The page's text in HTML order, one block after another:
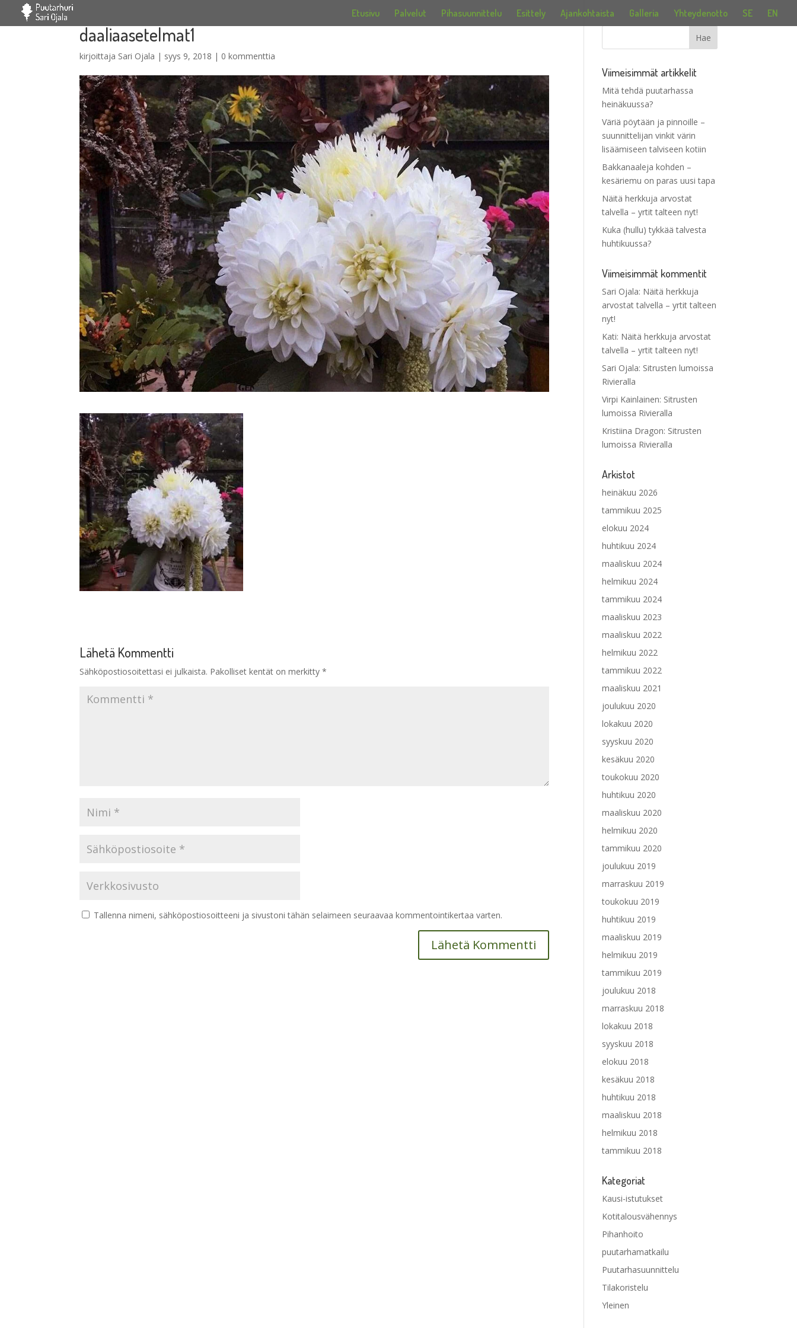
Etusivu Palvelut Pihasuunnittelu Esittely Ajankohtaista Galleria Yhteydenotto SE EN
daaliaasetelmat1
kirjoittaja Sari Ojala | syys 9, 2018 | 0 kommenttia
Lähetä Kommentti
Sähköpostiosoitettasi ei julkaista. Pakolliset kentät on merkitty*
Tallenna nimeni, sähköpostiosoitteeni ja sivustoni tähän selaimeen seuraavaa kommentointikertaa varten.
Viimeisimmät artikkelit
Mitä tehdä puutarhassa
heinäkuussa?
Väriä pöytään ja pinnoille –
suunnittelijan vinkit värin
lisäämiseen talviseen kotiin
Bakkanaaleja kohden –
kesäriemu on paras uusi tapa
Näitä herkkuja arvostat
talvella – yrtit talteen nyt!
Kuka (hullu) tykkää talvesta
huhtikuussa?
Viimeisimmät kommentit
Sari Ojala: Näitä herkkuja
arvostat talvella – yrtit talteen
nyt!
Kati: Näitä herkkuja arvostat
talvella – yrtit talteen nyt!
Sari Ojala: Sitrusten lumoissa
Rivieralla
Virpi Kainlainen: Sitrusten
lumoissa Rivieralla
Kristiina Dragon: Sitrusten
lumoissa Rivieralla
Arkistot
heinäkuu 2026
tammikuu 2025
elokuu 2024
huhtikuu 2024
maaliskuu 2024
helmikuu 2024
tammikuu 2024
maaliskuu 2023
maaliskuu 2022
helmikuu 2022
tammikuu 2022
maaliskuu 2021
joulukuu 2020
lokakuu 2020
syyskuu 2020
kesäkuu 2020
toukokuu 2020
huhtikuu 2020
maaliskuu 2020
helmikuu 2020
tammikuu 2020
joulukuu 2019
marraskuu 2019
toukokuu 2019
huhtikuu 2019
maaliskuu 2019
helmikuu 2019
tammikuu 2019
joulukuu 2018
marraskuu 2018
lokakuu 2018
syyskuu 2018
elokuu 2018
kesäkuu 2018
huhtikuu 2018
maaliskuu 2018
helmikuu 2018
tammikuu 2018
Kategoriat
Kausi-istutukset
Kotitalousvähennys
Pihanhoito
puutarhamatkailu
Puutarhasuunnittelu
Tilakoristelu
Yleinen